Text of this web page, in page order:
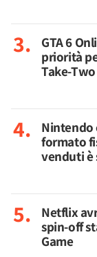
GTA 6
priorità
Take-Two
Nintendo
formato
venduti è
Netflix
spin-off
Game